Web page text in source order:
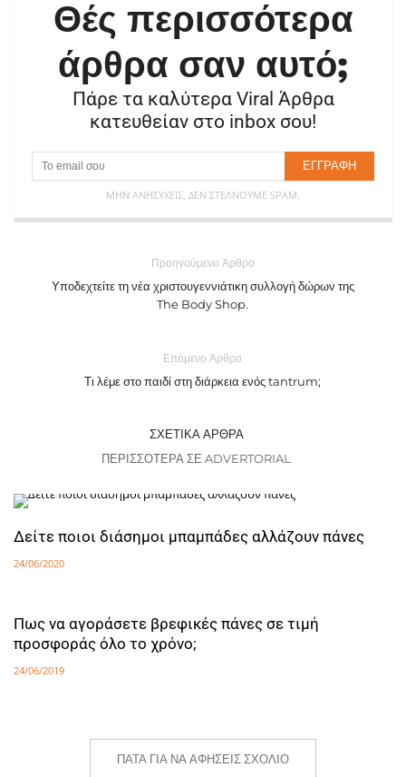
Θές περισσότερα
άρθρα σαν αυτό;
Πάρε τα καλύτερα Viral Άρθρα
κατευθείαν στο inbox σου!
ΜΗΝ ΑΝΗΣΥΧΕΊΣ, ΔΕΝ ΣΤΈΛΝΟΥΜΕ SPAM.
Προηγούμενο Άρθρο
Υποδεχτείτε τη νέα χριστουγεννιάτικη συλλογή δώρων της
The Body Shop.
Επόμενο Άρθρο
Τι λέμε στο παιδί στη διάρκεια ενός tantrum;
ΣΧΕΤΙΚΆ ΆΡΘΡΑ
ΠΕΡΙΣΣΌΤΕΡΑ ΣΕ ADVERTORIAL
Δείτε ποιοι διάσημοι μπαμπάδες αλλάζουν πάνες
24/06/2020
Πως να αγοράσετε βρεφικές πάνες σε τιμή
προσφοράς όλο το χρόνο;
24/06/2019
ΠΆΤΑ ΓΙΑ ΝΑ ΑΦΉΣΕΙΣ ΣΧΌΛΙΟ